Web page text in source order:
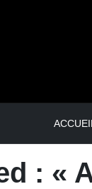
ACCUEIL
: «